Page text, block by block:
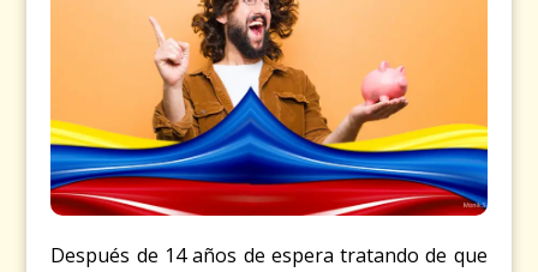
Después de 14 años de espera tratando de que